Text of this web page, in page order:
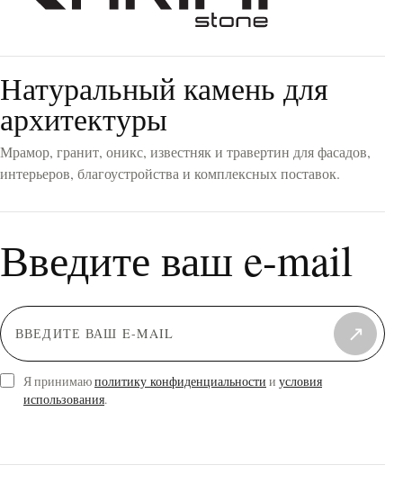
Натуральный камень для
архитектуры
Мрамор, гранит, оникс, известняк и травертин для фасадов,
интерьеров, благоустройства и комплексных поставок.
Введите ваш e-mail
↗
Я принимаюполитику конфиденциальности и условия
использования.